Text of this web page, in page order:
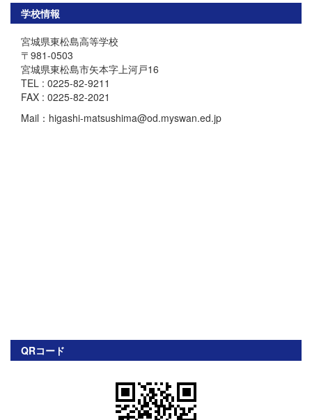
学校情報
宮城県東松島高等学校
〒981-0503
宮城県東松島市矢本字上河戸16
TEL : 0225-82-9211
FAX : 0225-82-2021
Mail：higashi-matsushima@od.myswan.ed.jp
QRコード